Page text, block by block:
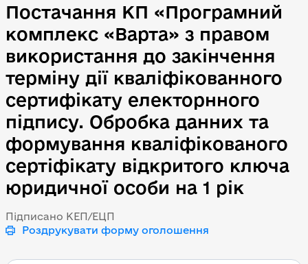
Постачання КП «Програмний
комплекс «Варта» з правом
використання до закінчення
терміну дії кваліфікованного
сертифікату електорнного
підпису. Обробка данних та
формування кваліфікованого
сертіфікату відкритого ключа
юридичної особи на 1 рік
Підписано КЕП/ЕЦП
Роздрукувати форму оголошення